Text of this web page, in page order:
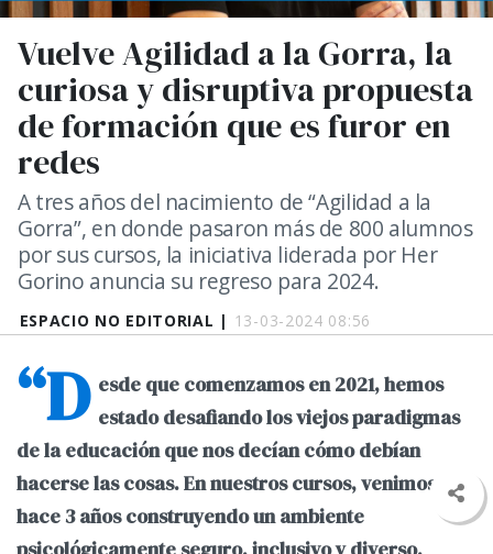
ESPACIO NO EDITORIAL | 13-03-2024 08:56
Vuelve Agilidad a la Gorra, la
curiosa y disruptiva propuesta
de formación que es furor en
redes
A tres años del nacimiento de “Agilidad a la
Gorra”, en donde pasaron más de 800 alumnos
por sus cursos, la iniciativa liderada por Her
Gorino anuncia su regreso para 2024.
“D esde que comenzamos en 2021, hemos
estado desafiando los viejos paradigmas
de la educación que nos decían cómo debían
hacerse las cosas. En nuestros cursos, venimos
hace 3 años construyendo un ambiente